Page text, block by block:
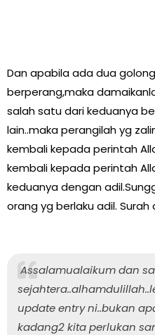
Dan apabila ada dua
berperang,maka
salah satu dari keduanya
lain..maka perangilah yg
kembali kepada perintah
kembali kepada perintah
keduanya dengan
orang yg berlaku adil. Surah
Assalamualaikum dan
update entry ni..bukan
kadang2 kita perlukan